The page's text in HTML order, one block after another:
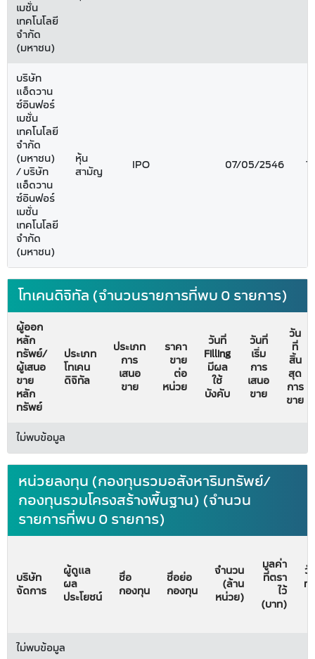
เมชั่น
เทคโนโลยี
จำกัด
(มหาชน)
บริษัท
แอ็ดวาน
ซ์อินฟอร์
เมชั่น
เทคโนโลยี
จำกัด
(มหาชน)
/ บริษัท
แอ็ดวาน
ซ์อินฟอร์
เมชั่น
เทคโนโลยี
จำกัด
(มหาชน)
หุ้น
สามัญ
IPO 07/05/2546
โทเคนดิจิทัล (จำนวนรายการที่พบ 0 รายการ)
ผู้ออก
หลัก
ทรัพย์/
ผู้เสนอ
ขาย
หลัก
ทรัพย์
ประเภท
โทเคน
ดิจิทัล
ประเภท
การ
เสนอ
ขาย
ราคา
ขาย
ต่อ
หน่วย
วันที่
Filling
มีผล
ใช้
บังคับ
วันที่
เริ่ม
การ
เสนอ
ขาย
วัน
ที่
สิ้น
สุด
การ
ขาย
ไม่พบข้อมูล
หน่วยลงทุน (กองทุนรวมอสังหาริมทรัพย์/
กองทุนรวมโครงสร้างพื้นฐาน) (จำนวน
รายการที่พบ 0 รายการ)
บริษัท
จัดการ
ผู้ดูแล
ผล
ประโยชน์
ชื่อ
กองทุน
ชื่อย่อ
กองทุน
จำนวน
(ล้าน
หน่วย)
มูลค่า
ที่ตรา
ไว้
(บาท)
วั
ท
ไม่พบข้อมูล